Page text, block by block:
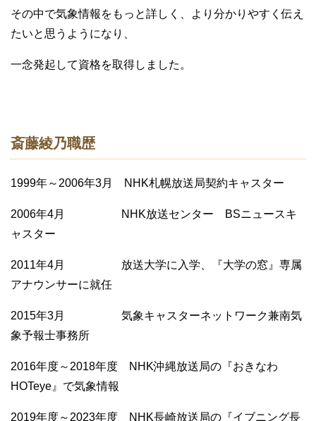
その中で気象情報をもっと詳しく、より分かりやすく伝え
たいと思うようになり、
一念発起して資格を取得しました。
斎藤綾乃職歴
1999年～2006年3月 NHK札幌放送局契約キャスター
2006年4月 NHK放送センター BSニュースキ
ャスター
2011年4月 放送大学に入学、『大学の窓』専属
アナウンサーに就任
2015年3月 気象キャスターネットワーク兼南気
象予報士事務所
2016年度～2018年度 NHK沖縄放送局の『おきなわ
HOTeye』で気象情報
2019年度～2023年度 NHK長崎放送局の『イブニング長